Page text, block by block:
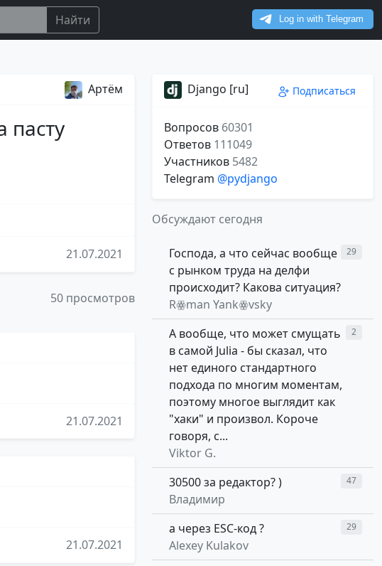
Найти
Артём
21.07.2021
50 просмотров
21.07.2021
21.07.2021
Django [ru] Подписаться
Вопросов 60301
Ответов 111049
Участников 5482
Telegram @pydjango
Обсуждают сегодня
Господа, а что сейчас вообще
с рынком труда на делфи
происходит? Какова ситуация?
Rꙮman Yankꙮvsky
29
А вообще, что может смущать
в самой Julia - бы сказал, что
нет единого стандартного
подхода по многим моментам,
поэтому многое выглядит как
"хаки" и произвол. Короче
говоря, с...
Viktor G.
2
30500 за редактор? )
Владимир
47
а через ESC-код ?
Alexey Kulakov
29